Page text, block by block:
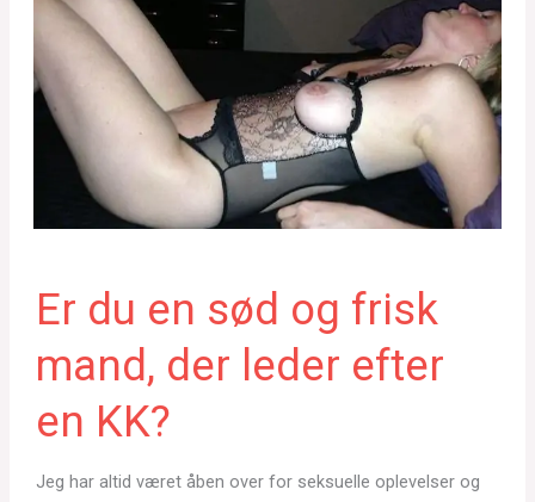
Er du en sød og frisk
mand, der leder efter
en KK?
Jeg har altid været åben over for seksuelle oplevelser og